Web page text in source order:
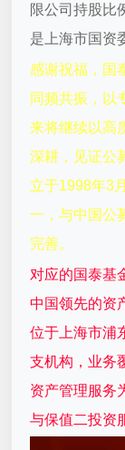
限公司持股比
是上海市国资
感谢祝福，国
同频共振，以
来将继续以高
深耕，见证公
立于1998年3
一，与中国公
完善。
对应的国泰基
中国领先的资
位于上海市浦
支机构，业务
资产管理服务
与保值二投资